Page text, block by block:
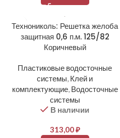
Технониколь: Решетка желоба
защитная 0,6 п.м. 125/82
Коричневый
Пластиковые водосточные
системы, Клей и
комплектующие, Водосточные
системы
В наличии
313,00₽